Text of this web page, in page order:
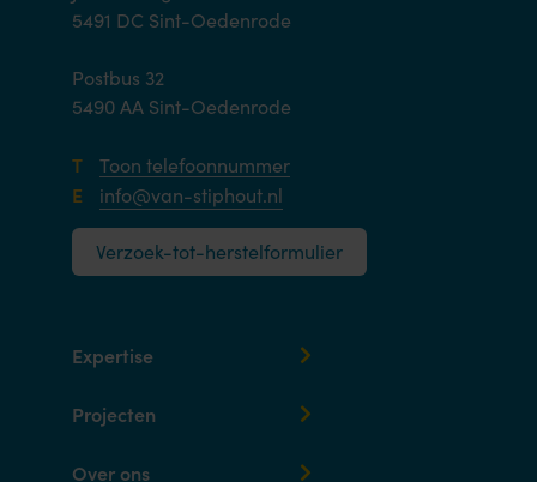
5491 DC Sint-Oedenrode
Postbus 32
5490 AA Sint-Oedenrode
T Toon telefoonnummer
E info@van-stiphout.nl
Verzoek-tot-herstelformulier
Expertise
Projecten
Over ons